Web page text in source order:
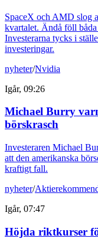
SpaceX och AMD slog
kvartalet. Ändå föll
Investerarna tycks i
investeringar.
nyheter/Nvidia
Igår, 09:26
Michael Burry
börskrasch
Investeraren Michael
att den amerikanska
kraftigt fall.
nyheter/
Igår, 07:47
Höjda riktkurser